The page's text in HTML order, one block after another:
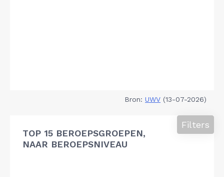
Bron: UWV (13-07-2026)
TOP 15 BEROEPSGROEPEN,
NAAR BEROEPSNIVEAU
Filters